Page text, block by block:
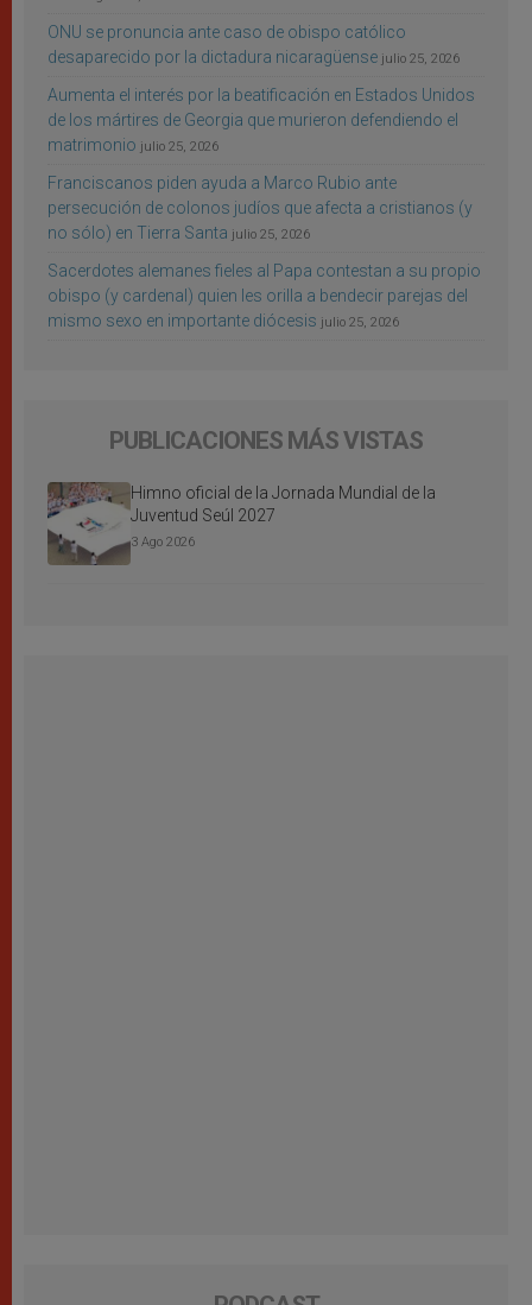
ONU se pronuncia ante caso de obispo católico
desaparecido por la dictadura nicaragüense julio 25, 2026
Aumenta el interés por la beatificación en Estados Unidos
de los mártires de Georgia que murieron defendiendo el
matrimonio julio 25, 2026
Franciscanos piden ayuda a Marco Rubio ante
persecución de colonos judíos que afecta a cristianos (y
no sólo) en Tierra Santa julio 25, 2026
Sacerdotes alemanes fieles al Papa contestan a su propio
obispo (y cardenal) quien les orilla a bendecir parejas del
mismo sexo en importante diócesis julio 25, 2026
PUBLICACIONES MÁS VISTAS
Himno oficial de la Jornada Mundial de la
Juventud Seúl 2027
3 Ago 2026